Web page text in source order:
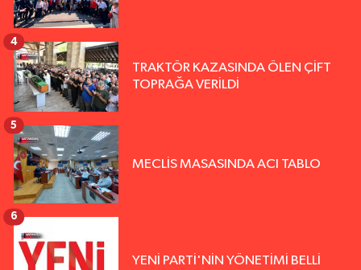
TRAKTÖR KAZASINDA ÖLEN ÇİFT
TOPRAĞA VERİLDİ
4
MECLİS MASASINDA ACI TABLO
5
YENİ PARTİ'NİN YÖNETİMİ BELLİ
6